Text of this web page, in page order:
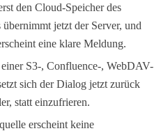
den Cloud-Speicher des
jetzt der Server, und
eine klare Meldung.
S3-, Confluence-, WebDAV-
sich der Dialog jetzt zurück
statt einzufrieren.
erscheint keine